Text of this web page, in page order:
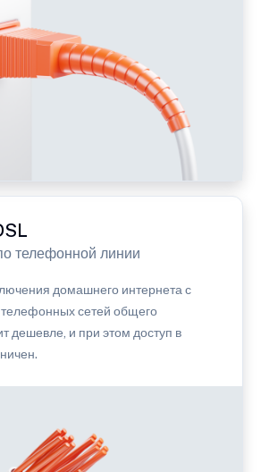
телефонной линии
домашнего интернета с
сетей общего
дешевле, и при этом доступ в